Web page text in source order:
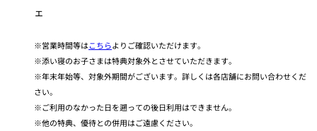
ェ
営業時間等はこちらよりご確認いただけます。
添い寝のお子さまは特典対象外とさせていただきます。
年末年始等、対象外期間がございます。詳しくは各店舗にお問い合わせくだ
さい。
ご利用のなかった日を遡っての後日利用はできません。
他の特典、優待との併用はご遠慮ください。